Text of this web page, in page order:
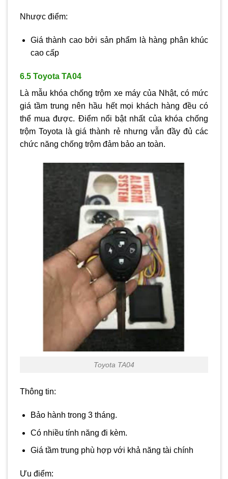
Nhược điểm:
Giá thành cao bởi sản phẩm là hàng phân khúc
cao cấp
6.5 Toyota TA04
Là mẫu khóa chống trộm xe máy của Nhật, có mức
giá tầm trung nên hầu hết mọi khách hàng đều có
thể mua được. Điểm nổi bật nhất của khóa chống
trộm Toyota là giá thành rẻ nhưng vẫn đầy đủ các
chức năng chống trộm đảm bảo an toàn.
Toyota TA04
Thông tin:
Bảo hành trong 3 tháng.
Có nhiều tính năng đi kèm.
Giá tầm trung phù hợp với khả năng tài chính
Ưu điểm: